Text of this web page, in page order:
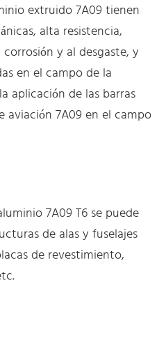
extruido 7A09 tienen
alta resistencia,
y al desgaste, y
en el campo de la
aplicación de las barras
aviación 7A09 en el campo
7A09 T6 se puede
de alas y fuselajes
de revestimiento,